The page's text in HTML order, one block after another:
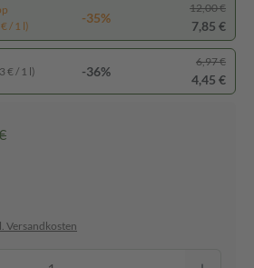
/ 1 l)
-35%
12,00 €
7,85 €
€ / 1 l) -36%
6,97 €
4,45 €
Versandkosten